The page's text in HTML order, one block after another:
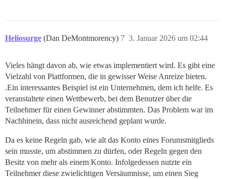
Heliosurge (Dan DeMontmorency) 3. Januar 2026 um 02:44
7
Vieles hängt davon ab, wie etwas implementiert wird. Es gibt eine
Vielzahl von Plattformen, die in gewisser Weise Anreize bieten.
.Ein interessantes Beispiel ist ein Unternehmen, dem ich helfe. Es
veranstaltete einen Wettbewerb, bei dem Benutzer über die
Teilnehmer für einen Gewinner abstimmten. Das Problem war im
Nachhinein, dass nicht ausreichend geplant wurde.
Da es keine Regeln gab, wie alt das Konto eines Forumsmitglieds
sein musste, um abstimmen zu dürfen, oder Regeln gegen den
Besitz von mehr als einem Konto. Infolgedessen nutzte ein
Teilnehmer diese zwielichtigen Versäumnisse, um einen Sieg